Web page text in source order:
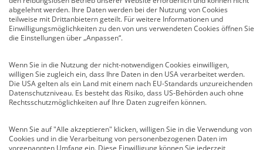
Veranstaltungen
Nachrichten
Abo kündigen
Vertrag widerrufen
Kontakt
Am Köllnischen Park 2
10179 Berlin
abgelehnt werden. Ihre Daten werden bei der Nutzung von Cookies
teilweise mit Drittanbietern geteilt. Für weitere Informationen und
Einwilligungsmöglichkeiten zu den von uns verwendeten Cookies öffnen Sie
die Einstellungen über „Anpassen“.
Wenn Sie in die Nutzung der nicht-notwendigen Cookies einwilligen,
willigen Sie zugleich ein, dass Ihre Daten in den USA verarbeitet werden.
Die USA gelten als ein Land mit einem nach EU-Standards unzureichenden
Datenschutzniveau. Es besteht das Risiko, dass US-Behörden auch ohne
Rechtsschutzmöglichkeiten auf Ihre Daten zugreifen können.
Wenn Sie auf "Alle akzeptieren" klicken, willigen Sie in die Verwendung von
Cookies und in die Verarbeitung von personenbezogenen Daten im
vorgenannten Umfang ein. Diese Einwilligung können Sie jederzeit